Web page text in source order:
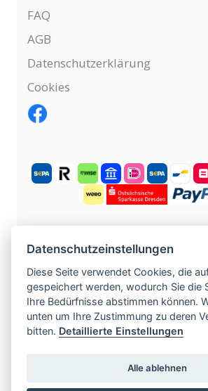
FAQ
AGB
Datenschutzerklärung
Cookies
©2004 -2026tschechische-
Alle Rechte
KOSTENLOS ANMELDEN
www.europska-zoznamka.sk
Datenschutzeinstellungen
Diese Seite verwendet Cookies, die
gespeichert werden, wodurch Sie die
Ihre Bedürfnisse abstimmen können.
unten um Ihre Zustimmung zu deren
bitten. Detaillierte Einstellungen
Alle ablehnen